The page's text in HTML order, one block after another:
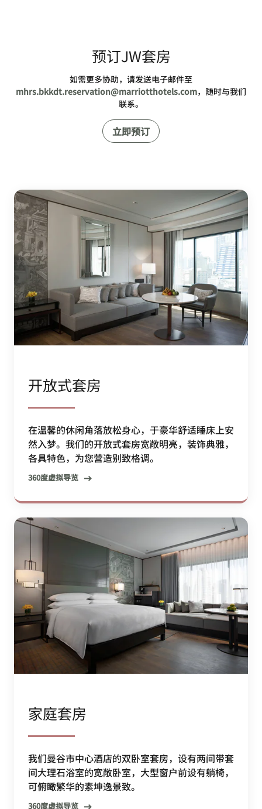
预订JW套房
如需更多协助，请发送电子邮件至
mhrs.bkkdt.reservation@marriotthotels.com，随时与我们
联系。
立即预订
开放式套房
在温馨的休闲角落放松身心，于豪华舒适睡床上安
然入梦。我们的开放式套房宽敞明亮，装饰典雅，
各具特色，为您营造别致格调。
360度虚拟导览
家庭套房
我们曼谷市中心酒店的双卧室套房，设有两间带套
间大理石浴室的宽敞卧室，大型窗户前设有躺椅，
可俯瞰繁华的素坤逸景致。
360度虚拟导览